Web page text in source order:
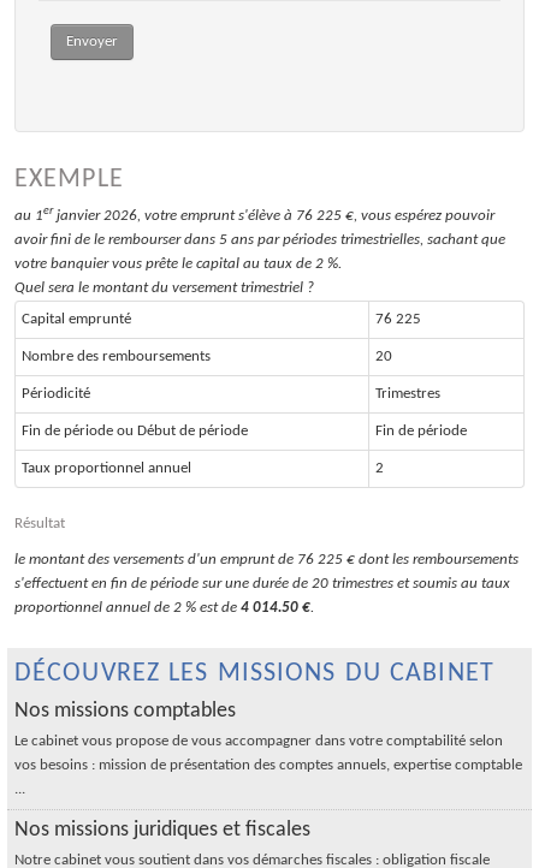
Envoyer
EXEMPLE
au 1er janvier 2026, votre emprunt s'élève à 76 225 €, vous espérez pouvoir
avoir fini de le rembourser dans 5 ans par périodes trimestrielles, sachant que
votre banquier vous prête le capital au taux de 2 %.
Quel sera le montant du versement trimestriel ?
Capital emprunté
76 225
Nombre des remboursements 20
Périodicité Trimestres
Fin de période ou Début de période Fin de période
Taux proportionnel annuel 2
Résultat
le montant des versements d'un emprunt de 76 225 € dont les remboursements
s'effectuent en fin de période sur une durée de 20 trimestres et soumis au taux
proportionnel annuel de 2 % est de 4 014.50 €.
DÉCOUVREZ LES MISSIONS DU CABINET
Nos missions comptables
Le cabinet vous propose de vous accompagner dans votre comptabilité selon
vos besoins : mission de présentation des comptes annuels, expertise comptable
...
Nos missions juridiques et fiscales
Notre cabinet vous soutient dans vos démarches fiscales : obligation fiscale